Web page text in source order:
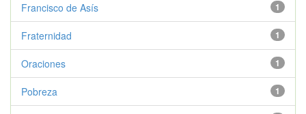
1
Francisco de Asís
1
Fraternidad
1
Oraciones
1
Pobreza